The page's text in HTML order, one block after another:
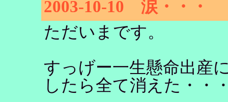
2003-10-10 涙・・・
ただいまです。
すっげー一生懸命出産
したら全て消えた・・